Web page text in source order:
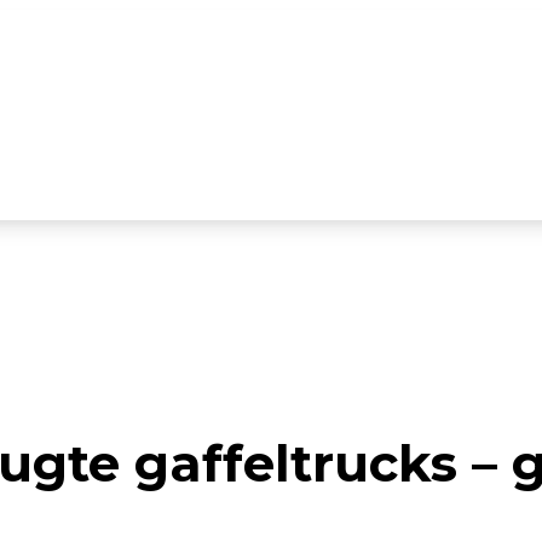
gaffeltrucks –